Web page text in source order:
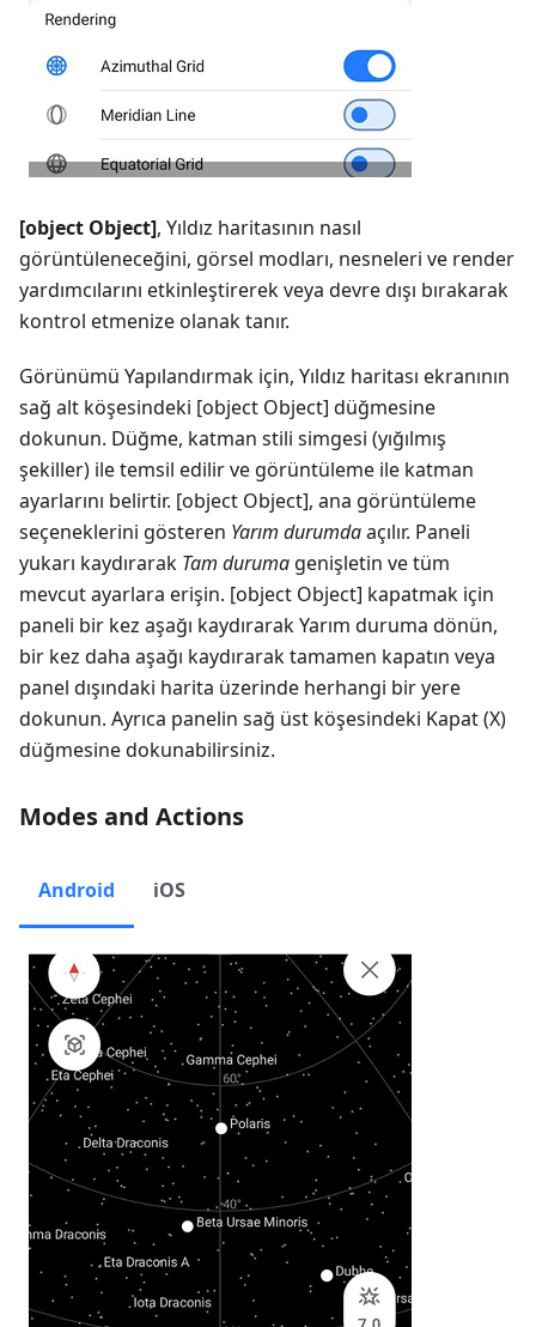
[object Object], Yıldız haritasının nasıl
görüntüleneceğini, görsel modları, nesneleri ve render
yardımcılarını etkinleştirerek veya devre dışı bırakarak
kontrol etmenize olanak tanır.
Görünümü Yapılandırmak için, Yıldız haritası ekranının
sağ alt köşesindeki [object Object] düğmesine
dokunun. Düğme, katman stili simgesi (yığılmış
şekiller) ile temsil edilir ve görüntüleme ile katman
ayarlarını belirtir. [object Object], ana görüntüleme
seçeneklerini gösteren Yarım durumdaaçılır. Paneli
yukarı kaydırarak Tam duruma genişletin ve tüm
mevcut ayarlara erişin. [object Object] kapatmak için
paneli bir kez aşağı kaydırarak Yarım duruma dönün,
bir kez daha aşağı kaydırarak tamamen kapatın veya
panel dışındaki harita üzerinde herhangi bir yere
dokunun. Ayrıca panelin sağ üst köşesindeki Kapat (X)
düğmesine dokunabilirsiniz.
Modes and Actions
Android iOS